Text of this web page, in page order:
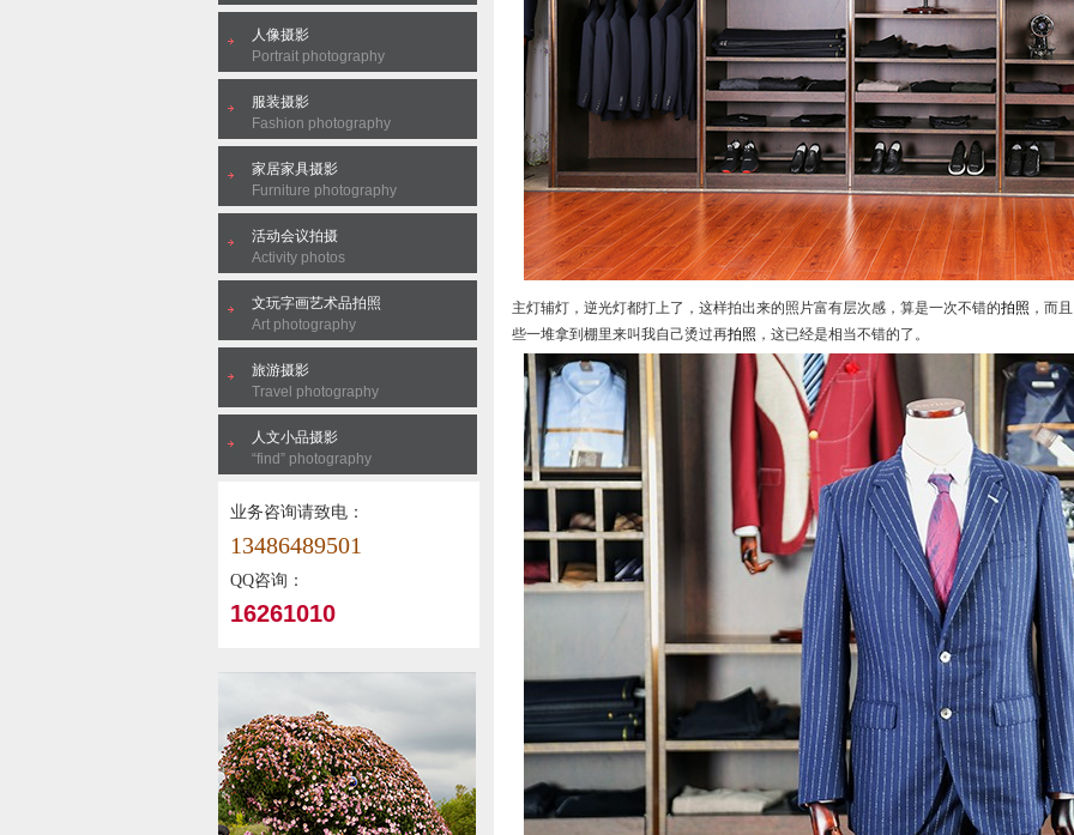
主灯辅灯，逆光灯都打上了，这样拍出来的照片富有层次感，算是一次不错的拍照 ，而
些一堆拿到棚里来叫我自己烫过再拍照 ，这已经是相当不错的了。
人像摄影
Portrait photography
服装摄影
Fashion photography
家居家具摄影
Furniture photography
活动会议拍摄
Activity photos
文玩字画艺术品拍照
Art photography
旅游摄影
Travel photography
人文小品摄影
“find” photography
业务咨询请致电：
13486489501
QQ咨询：
16261010